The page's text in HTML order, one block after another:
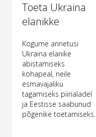
Toeta Ukraina
elanikke
Kogume annetusi
Ukraina elanike
abistamiseks
kohapeal, neile
esmavajaliku
tagamiseks piirialadel
ja Eestisse saabunud
põgenike toetamiseks.